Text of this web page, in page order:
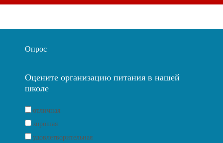
Опрос
Оцените организацию питания в нашей
школе
отличная
хорошая
удовлетворительная